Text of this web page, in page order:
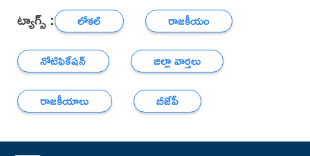
ట్యాగ్స్ : లోకల్
రాజకీయం
నోటిఫికేషన్
జిల్లా వార్తలు
రాజకీయాలు
బీజేపీ